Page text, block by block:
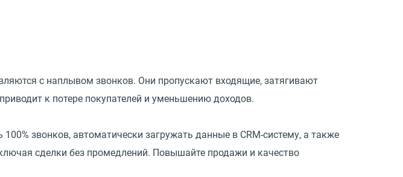
с наплывом звонков. Они пропускают входящие, затягивают
к потере покупателей и уменьшению доходов.
звонков, автоматически загружать данные в CRM-систему, а также
сделки без промедлений. Повышайте продажи и качество